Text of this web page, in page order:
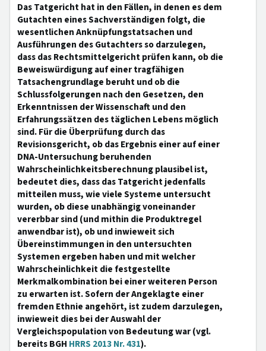
Das Tatgericht hat in den Fällen, in denen es dem
Gutachten eines Sachverständigen folgt, die
wesentlichen Anknüpfungstatsachen und
Ausführungen des Gutachters so darzulegen,
dass das Rechtsmittelgericht prüfen kann, ob die
Beweiswürdigung auf einer tragfähigen
Tatsachengrundlage beruht und ob die
Schlussfolgerungen nach den Gesetzen, den
Erkenntnissen der Wissenschaft und den
Erfahrungssätzen des täglichen Lebens möglich
sind. Für die Überprüfung durch das
Revisionsgericht, ob das Ergebnis einer auf einer
DNA-Untersuchung beruhenden
Wahrscheinlichkeitsberechnung plausibel ist,
bedeutet dies, dass das Tatgericht jedenfalls
mitteilen muss, wie viele Systeme untersucht
wurden, ob diese unabhängig voneinander
vererbbar sind (und mithin die Produktregel
anwendbar ist), ob und inwieweit sich
Übereinstimmungen in den untersuchten
Systemen ergeben haben und mit welcher
Wahrscheinlichkeit die festgestellte
Merkmalkombination bei einer weiteren Person
zu erwarten ist. Sofern der Angeklagte einer
fremden Ethnie angehört, ist zudem darzulegen,
inwieweit dies bei der Auswahl der
Vergleichspopulation von Bedeutung war (vgl.
bereits BGH HRRS 2013 Nr. 431).